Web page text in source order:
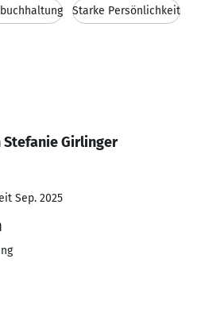
Starke Persönlichkeit
Girlinger
Sep. 2025